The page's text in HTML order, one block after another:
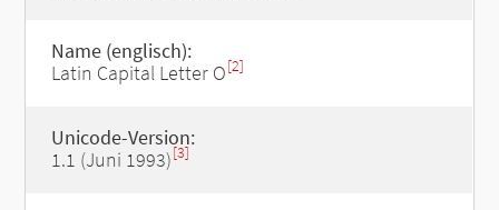
Name (englisch):
Latin Capital Letter O[2]
Unicode-Version:
1.1 (Juni 1993)[3]